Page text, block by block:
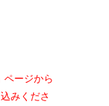
ページから
みくださ